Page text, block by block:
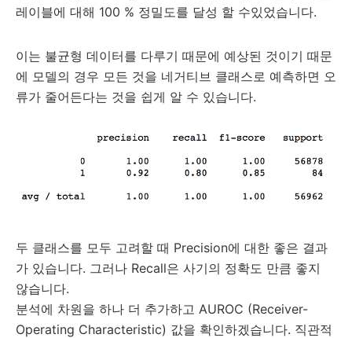
레이블에 대해 100 % 정밀도를 달성 할 수있었습니다.
이는 불균형 데이터를 다루기 때문에 예상된 것이기 때문
에 모델의 경우 모든 것을 네거티브 클래스로 예측하면 오
류가 줄어든다는 것을 쉽게 알 수 있습니다.
두 클래스를 모두 고려할 때 Precision에 대한 좋은 결과
가 있습니다. 그러나 Recall은 사기의 정확도 만큼 좋지
않습니다.
분석에 차원을 하나 더 추가하고 AUROC (Receiver-
Operating Characteristic) 값을 확인하겠습니다. 직관적